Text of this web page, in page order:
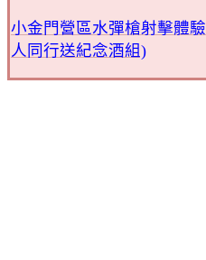
小金門營區水彈槍射擊體驗
人同行送紀念酒組)